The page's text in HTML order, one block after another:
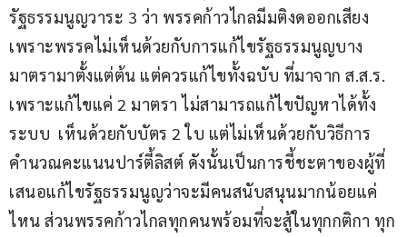
รัฐธรรมนูญวาระ 3 ว่า พรรคก้าวไกลมีมติงดออกเสียง
เพราะพรรคไม่เห็นด้วยกับการแก้ไขรัฐธรรมนูญบาง
มาตรามาตั้งแต่ต้น แต่ควรแก้ไขทั้งฉบับ ที่มาจาก ส.ส.ร.
เพราะแก้ไขแค่ 2 มาตรา ไม่สามารถแก้ไขปัญหาได้ทั้ง
ระบบ  เห็นด้วยกับบัตร 2 ใบ แต่ไม่เห็นด้วยกับวิธีการ
คำนวณคะแนนปาร์ตี้ลิสต์ ดังนั้นเป็นการชี้ชะตาของผู้ที่
เสนอแก้ไขรัฐธรรมนูญว่าจะมีคนสนับสนุนมากน้อยแค่
ไหน ส่วนพรรคก้าวไกลทุกคนพร้อมที่จะสู้ในทุกกติกา ทุก